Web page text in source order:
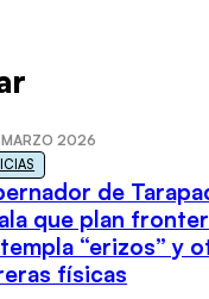
MARZO 2026
de
que plan
“erizos” y
físicas